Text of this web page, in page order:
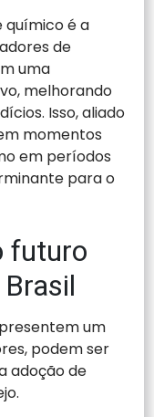
é a
de
uma
melhorando
Isso, aliado
momentos
em períodos
para o
futuro
um
podem ser
adoção de